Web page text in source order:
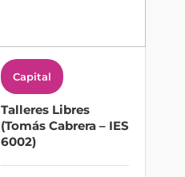
Capital
Talleres Libres
(Tomás Cabrera – IES
6002)